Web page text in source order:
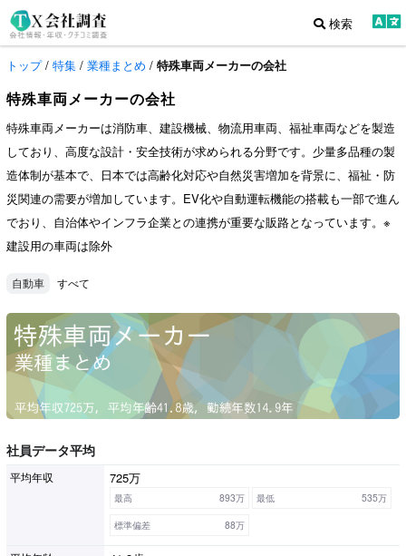
検索
トップ/ 特集 / 業種まとめ / 特殊車両メーカーの会社
特殊車両メーカーの会社
特殊車両メーカーは消防車、建設機械、物流用車両、福祉車両などを製造
しており、高度な設計・安全技術が求められる分野です。少量多品種の製
造体制が基本で、日本では高齢化対応や自然災害増加を背景に、福祉・防
災関連の需要が増加しています。EV化や自動運転機能の搭載も一部で進ん
でおり、自治体やインフラ企業との連携が重要な販路となっています。※
建設用の車両は除外
自動車 すべて
社員データ平均
平均年収 725万
最高 893万 最低
535万
標準偏差
88万